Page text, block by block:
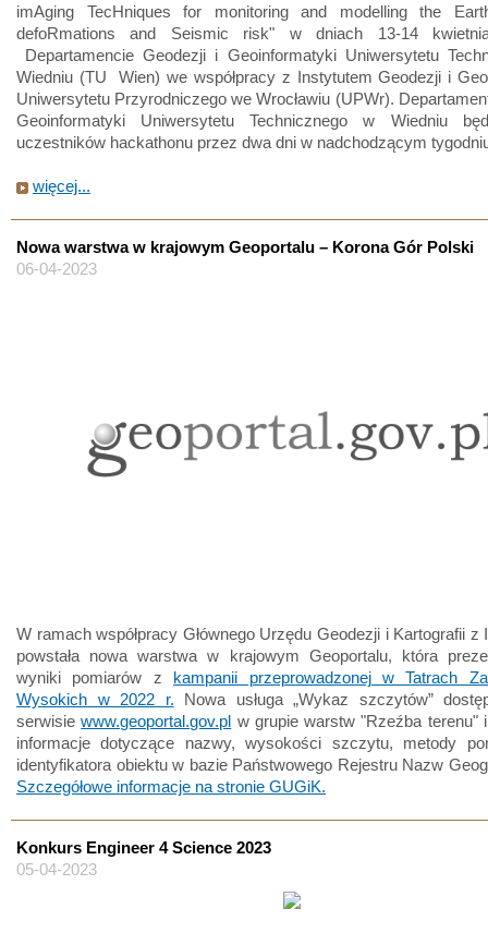
imAging TecHniques for monitoring and modelling the
defoRmations and Seismic risk" w dniach 13-14
Departamencie Geodezji i Geoinformatyki Uniwersytetu
Wiedniu (TU Wien) we współpracy z Instytutem Geodezji i
Uniwersytetu Przyrodniczego we Wrocławiu (UPWr).
Geoinformatyki Uniwersytetu Technicznego w Wiedniu
uczestników hackathonu przez dwa dni w nadchodzącym
więcej...
Nowa warstwa w krajowym Geoportalu – Korona Gór Polski
06-04-2023
W ramach współpracy Głównego Urzędu Geodezji i Kartografii z
powstała nowa warstwa w krajowym Geoportalu, która
wyniki pomiarów z kampanii przeprowadzonej w Tatrach
Wysokich w 2022 r. Nowa usługa „Wykaz szczytów”
serwisiewww.geoportal.gov.pl w grupie warstw "Rzeźba terenu"
informacje dotyczące nazwy, wysokości szczytu, metody
identyfikatora obiektu w bazie Państwowego Rejestru Nazw
Szczegółowe informacje na stronie GUGiK.
Konkurs Engineer 4 Science 2023
05-04-2023